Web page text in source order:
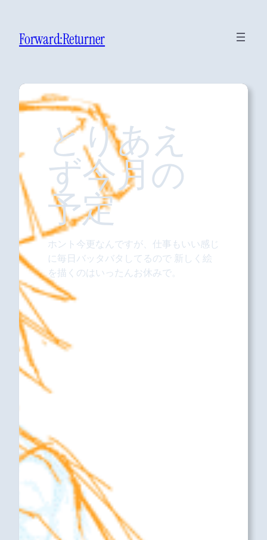
Forward:Returner
とりあえ
ず今月の
予定
ホント今更なんですが、仕事もいい感じ
に毎日バッタバタしてるので 新しく絵
を描くのはいったんお休みで。